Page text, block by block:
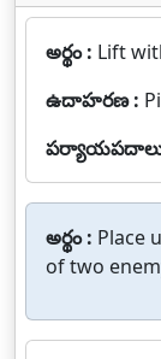
అర్థం : Lift
ఉదాహరణ :
అర్థం : Place
of two